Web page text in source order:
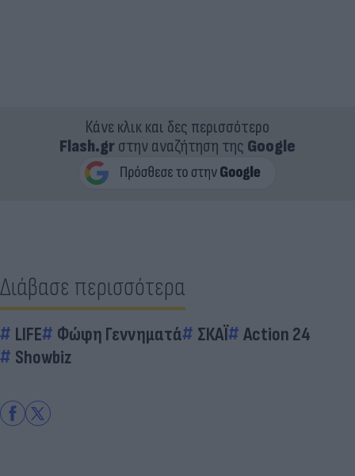
Κάνε κλικ και δες περισσότερο
Flash.grστην αναζήτηση της Google
Διάβασε περισσότερα
LIFE Φώφη Γεννηματά ΣΚΑΪ
Action 24
Showbiz